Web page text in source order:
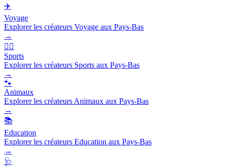
✈️
Voyage
Explorer les créateurs Voyage aux Pays-Bas
→
🏃‍♂️
Sports
Explorer les créateurs Sports aux Pays-Bas
→
🐾
Animaux
Explorer les créateurs Animaux aux Pays-Bas
→
📚
Education
Explorer les créateurs Education aux Pays-Bas
→
🩺